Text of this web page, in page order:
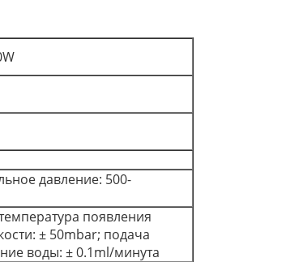
давление: 500-
появления
± 50mbar; подача
воды: ± 0.1ml/минута